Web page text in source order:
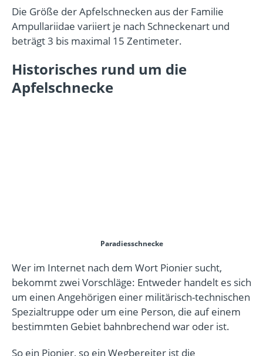
Die Größe der Apfelschnecken aus der Familie
Ampullariidae variiert je nach Schneckenart und
beträgt 3 bis maximal 15 Zentimeter.
Historisches rund um die
Apfelschnecke
Paradiesschnecke
Wer im Internet nach dem Wort Pionier sucht,
bekommt zwei Vorschläge: Entweder handelt es sich
um einen Angehörigen einer militärisch-technischen
Spezialtruppe oder um eine Person, die auf einem
bestimmten Gebiet bahnbrechend war oder ist.
So ein Pionier, so ein Wegbereiter ist die